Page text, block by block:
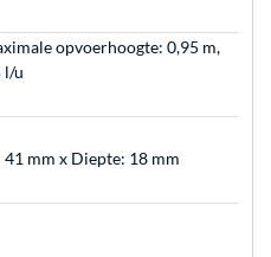
opvoerhoogte: 0,95 m,
l/u
mm x Diepte: 18 mm